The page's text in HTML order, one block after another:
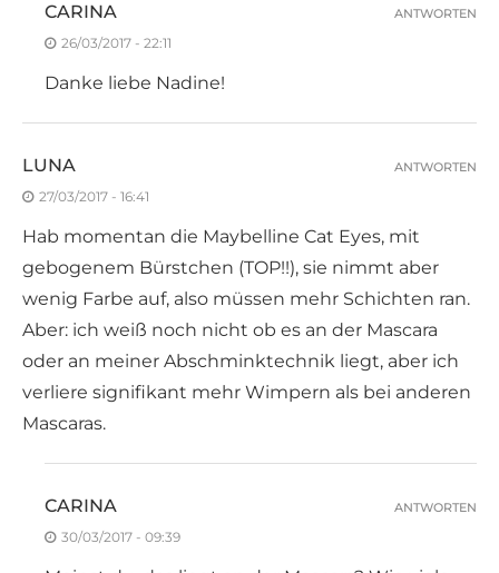
CARINA
26/03/2017 - 22:11
Danke liebe Nadine!
ANTWORTEN
LUNA
27/03/2017 - 16:41
Hab momentan die Maybelline Cat Eyes, mit
gebogenem Bürstchen (TOP!!), sie nimmt aber
wenig Farbe auf, also müssen mehr Schichten ran.
Aber: ich weiß noch nicht ob es an der Mascara
oder an meiner Abschminktechnik liegt, aber ich
verliere signifikant mehr Wimpern als bei anderen
Mascaras.
ANTWORTEN
CARINA
30/03/2017 - 09:39
ANTWORTEN